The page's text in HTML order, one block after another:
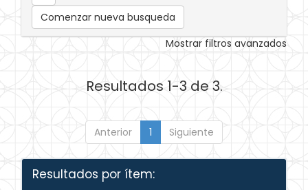
Comenzar nueva busqueda
Mostrar filtros avanzados
Resultados 1-3 de 3.
Anterior 1 Siguiente
Resultados por ítem: